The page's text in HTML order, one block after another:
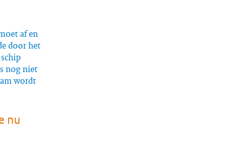
af en
door het
nog niet
wordt
nu